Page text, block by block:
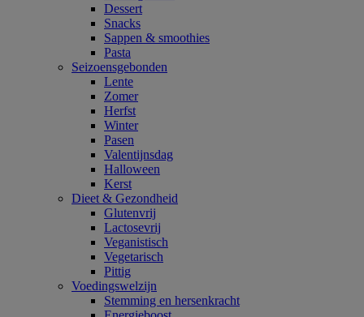
Dessert
Snacks
Sappen & smoothies
Pasta
Seizoensgebonden
Lente
Zomer
Herfst
Winter
Pasen
Valentijnsdag
Halloween
Kerst
Dieet & Gezondheid
Glutenvrij
Lactosevrij
Veganistisch
Vegetarisch
Pittig
Voedingswelzijn
Stemming en hersenkracht